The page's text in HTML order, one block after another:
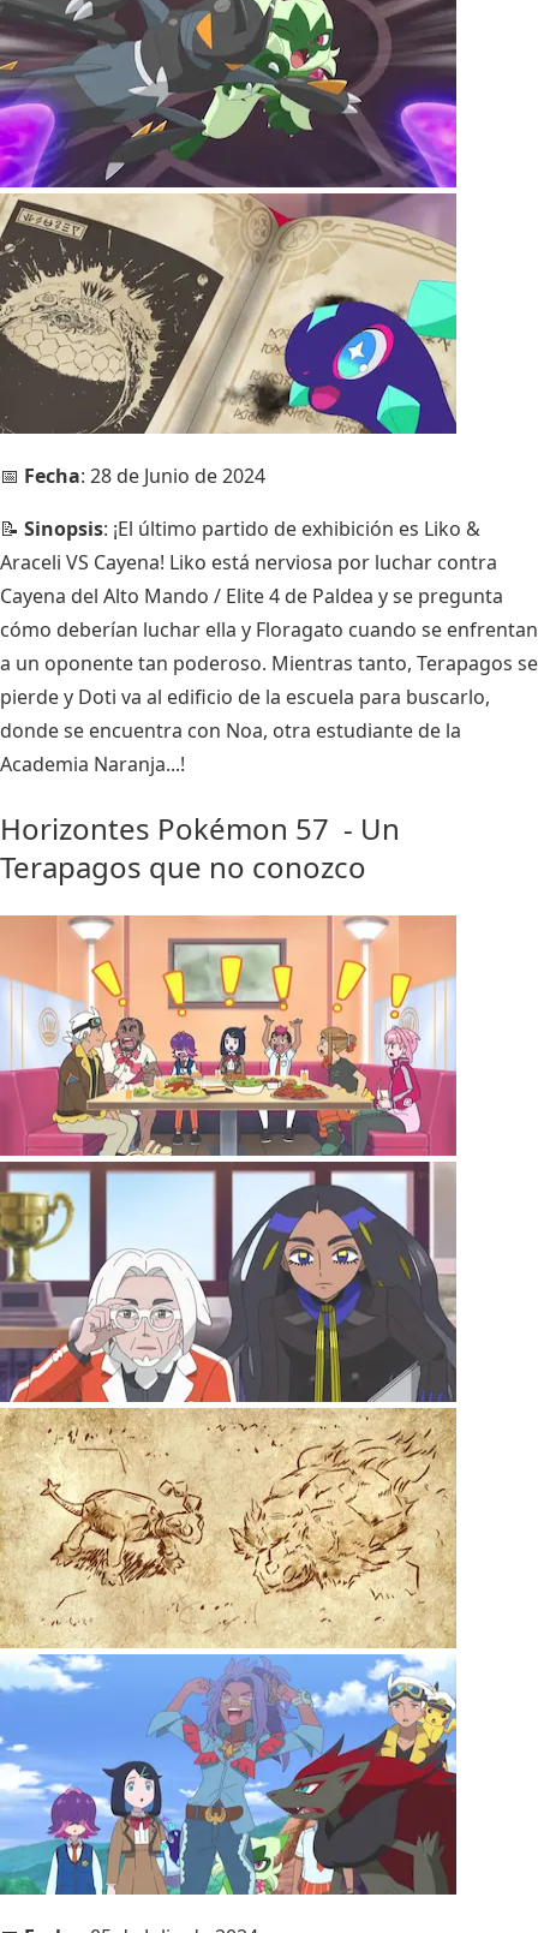
📅 Fecha: 28 de Junio de 2024
📝 Sinopsis: ¡El último partido de exhibición es Liko &
Araceli VS Cayena! Liko está nerviosa por luchar contra
Cayena del Alto Mando / Elite 4 de Paldea y se pregunta
cómo deberían luchar ella y Floragato cuando se enfrentan
a un oponente tan poderoso. Mientras tanto, Terapagos se
pierde y Doti va al edificio de la escuela para buscarlo,
donde se encuentra con Noa, otra estudiante de la
Academia Naranja...!
Horizontes Pokémon 57 - Un
Terapagos que no conozco